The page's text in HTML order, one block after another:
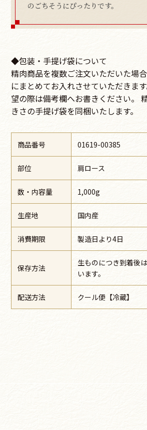
のごちそうにぴったりです。
◆包装・手提げ袋について
精肉商品を複数ご注文いただいた場
にまとめてお入れさせていただきま
望の際は備考欄へお書きください。
きさの手提げ袋を同梱いたします。
商品番号 01619-00385
部位 肩ロース
数・内容量 1,000g
生産地 国内産
消費期限 製造日より4日
保存方法
生ものにつき到着後
います。
配送方法 クール便【冷蔵】